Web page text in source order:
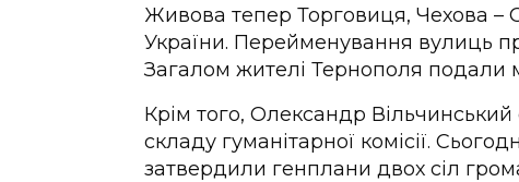
Живова тепер Торговиця, Чехова –
України. Перейменування вулиць
Загалом жителі Тернополя подали
Крім того, Олександр
складу гуманітарної комісії.
затвердили генплани двох сіл